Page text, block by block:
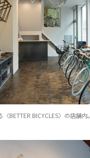
BETTER BICYCLES〉の店舗内。